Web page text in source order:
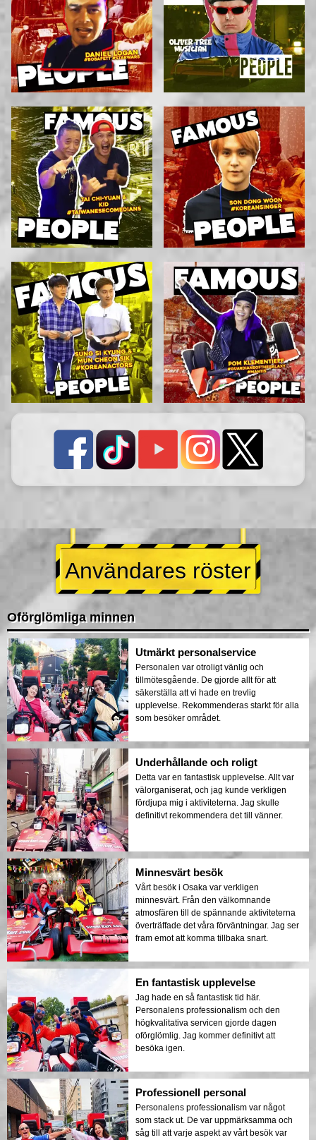
Användares röster
Oförglömliga minnen
Utmärkt personalservice
Personalen var otroligt vänlig och
tillmötesgående. De gjorde allt för att
säkerställa att vi hade en trevlig
upplevelse. Rekommenderas starkt för alla
som besöker området.
Underhållande och roligt
Detta var en fantastisk upplevelse. Allt var
välorganiserat, och jag kunde verkligen
fördjupa mig i aktiviteterna. Jag skulle
definitivt rekommendera det till vänner.
Minnesvärt besök
Vårt besök i Osaka var verkligen
minnesvärt. Från den välkomnande
atmosfären till de spännande aktiviteterna
överträffade det våra förväntningar. Jag ser
fram emot att komma tillbaka snart.
En fantastisk upplevelse
Jag hade en så fantastisk tid här.
Personalens professionalism och den
högkvalitativa servicen gjorde dagen
oförglömlig. Jag kommer definitivt att
besöka igen.
Professionell personal
Personalens professionalism var något
som stack ut. De var uppmärksamma och
såg till att varje aspekt av vårt besök var